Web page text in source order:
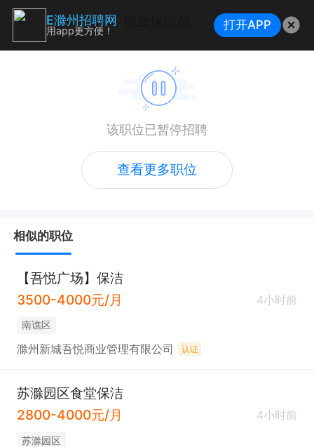
该职位已暂停招聘
查看更多职位
相似的职位
【吾悦广场】保洁
3500-4000元/月
4小时前
南谯区
滁州新城吾悦商业管理有限公司 认证
苏滁园区食堂保洁
2800-4000元/月
4小时前
苏滁园区
E滁州招聘网
用app更方便！ 打开APP